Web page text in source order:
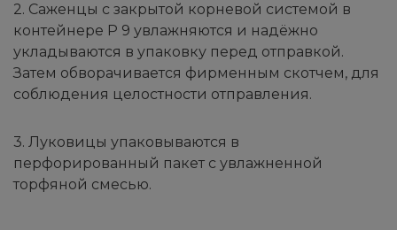
2. Саженцы с закрытой корневой системой в
контейнере Р 9 увлажняются и надёжно
укладываются в упаковку перед отправкой.
Затем обворачивается фирменным скотчем, для
соблюдения целостности отправления.
3. Луковицы упаковываются в
перфорированный пакет с увлажненной
торфяной смесью.